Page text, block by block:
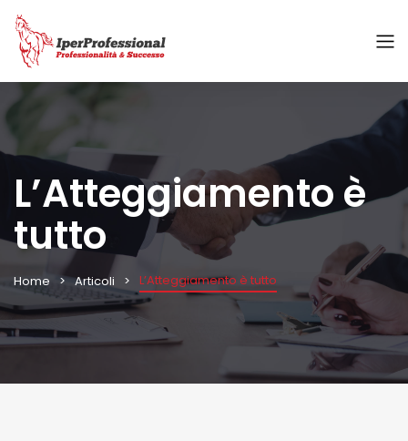
L’Atteggiamento è
tutto
Home Articoli L’Atteggiamento è tutto